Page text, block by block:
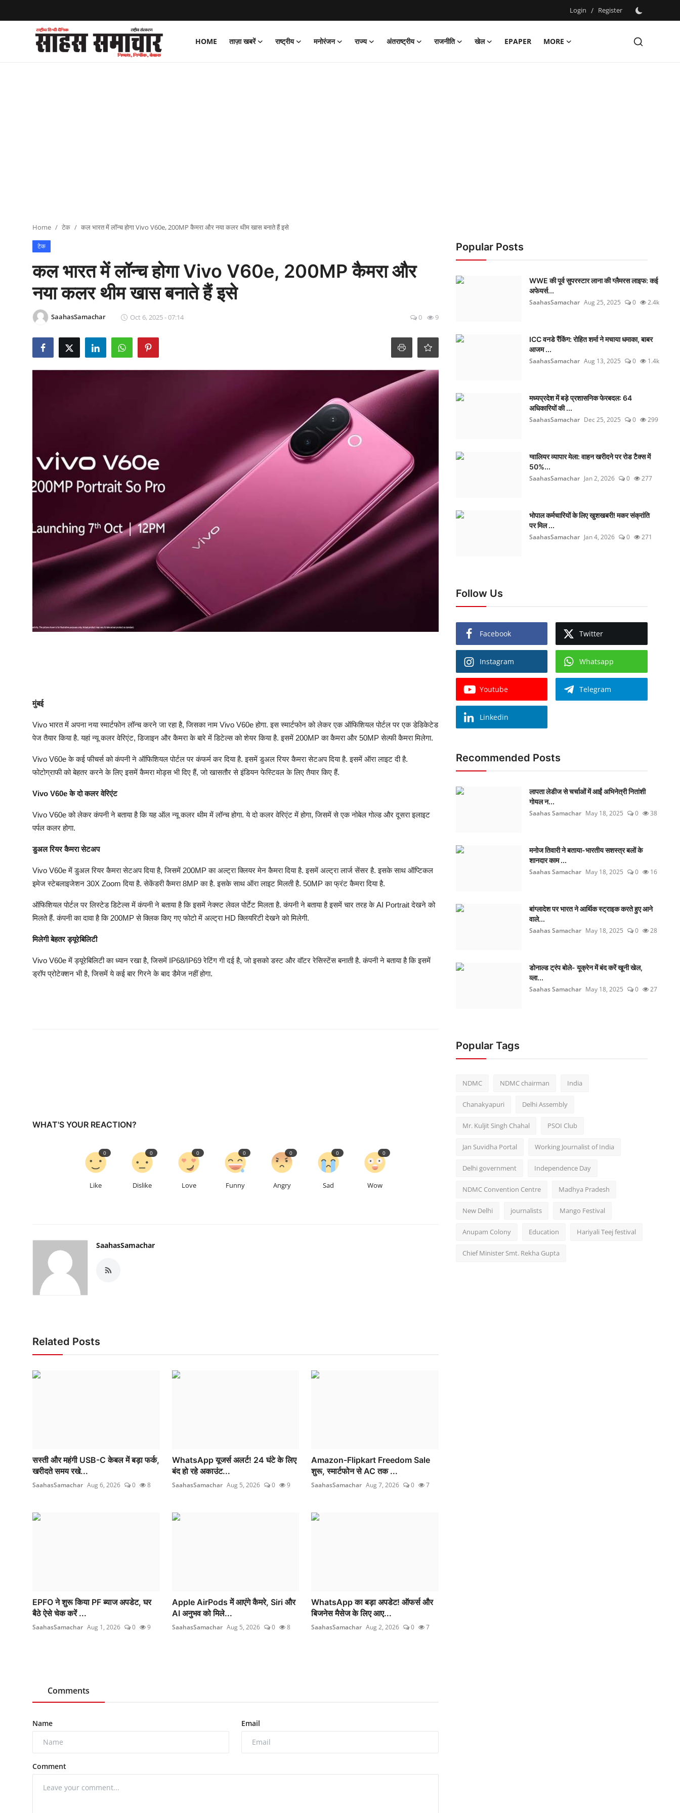
Login / Register
HOME ताज़ा खबरें राष्ट्रीय मनोरंजन राज्य अंतराष्ट्रीय राजनीति खेल EPAPER
MORE
Register
Home टेक कल भारत में लॉन्च होगा Vivo V60e, 200MP कैमरा और नया कलर थीम खास बनाते हैं इसे
टेक
कल भारत में लॉन्च होगा Vivo V60e, 200MP कैमरा और
नया कलर थीम खास बनाते हैं इसे
SaahasSamachar Oct 6, 2025 - 07:14 0 9
मुंबई
Vivo भारत में अपना नया स्मार्टफोन लॉन्च करने जा रहा है, जिसका नाम Vivo V60e होगा. इस स्मार्टफोन को लेकर एक ऑफिशियल पोर्टल पर एक डेडिकेटेड
पेज तैयार किया है. यहां न्यू कलर वेरिएंट, डिजाइन और कैमरा के बारे में डिटेल्स को शेयर किया है. इसमें 200MP का कैमरा और 50MP सेल्फी कैमरा मिलेगा.
Vivo V60e के कई फीचर्स को कंपनी ने ऑफिशियल पोर्टल पर कंफर्म कर दिया है. इसमें डुअल रियर कैमरा सेटअप दिया है. इसमें ऑरा लाइट दी है.
फोटोग्राफी को बेहतर करने के लिए इसमें कैमरा मोड्स भी दिए हैं, जो खासतौर से इंडियन फेस्टिवल के लिए तैयार किए हैं.
Vivo V60e के दो कलर वेरिएंट
Vivo V60e को लेकर कंपनी ने बताया है कि यह ऑल न्यू कलर थीम में लॉन्च होगा. ये दो कलर वेरिएंट में होगा, जिसमें से एक नोबेल गोल्ड और दूसरा इलाइट
पर्पल कलर होगा.
डुअल रियर कैमरा सेटअप
Vivo V60e में डुअल रियर कैमरा सेटअप दिया है, जिसमें 200MP का अल्ट्रा क्लियर मेन कैमरा दिया है. इसमें अल्ट्रा लार्ज सेंसर है. इसके साथ ऑप्टिकल
इमेज स्टेबलाइजेशन 30X Zoom दिया है. सेकेंडरी कैमरा 8MP का है. इसके साथ ऑरा लाइट मिलती है. 50MP का फ्रंट कैमरा दिया है.
ऑफिशियल पोर्टल पर लिस्टेड डिटेल्स में कंपनी ने बताया है कि इसमें नेक्स्ट लेवल पोर्टेट मिलता है. कंपनी ने बताया है इसमें चार तरह के AI Portrait देखने को
मिलते हैं. कंपनी का दावा है कि 200MP से क्लिक किए गए फोटो में अल्ट्रा HD क्लियरिटी देखने को मिलेगी.
मिलेगी बेहतर ड्यूरेबिलिटी
Vivo V60e में ड्यूरेबिलिटी का ध्यान रखा है, जिसमें IP68/IP69 रेटिंग गी दई है, जो इसको डस्ट और वॉटर रेसिस्टेंस बनाती है. कंपनी ने बताया है कि इसमें
ड्रॉप प्रोटेक्शन भी है, जिसमें ये कई बार गिरने के बाद डैमेज नहीं होगा.
WHAT'S YOUR REACTION?
Like
0
Dislike
0
Love
0
Funny
0
Angry
0
Sad
0
Wow
0
SaahasSamachar
Related Posts
सस्ती और महंगी USB-C केबल में बड़ा फर्क,
खरीदते समय रखे...
SaahasSamachar Aug 6, 2026 0 8
WhatsApp यूजर्स अलर्ट! 24 घंटे के लिए
बंद हो रहे अकाउंट...
SaahasSamachar Aug 5, 2026 0 9
Amazon-Flipkart Freedom Sale
शुरू, स्मार्टफोन से AC तक ...
SaahasSamachar Aug 7, 2026 0 7
EPFO ने शुरू किया PF ब्याज अपडेट, घर
बैठे ऐसे चेक करें ...
SaahasSamachar Aug 1, 2026 0 9
Apple AirPods में आएंगे कैमरे, Siri और
AI अनुभव को मिले...
SaahasSamachar Aug 5, 2026 0 8
WhatsApp का बड़ा अपडेट! ऑफर्स और
बिजनेस मैसेज के लिए आए...
SaahasSamachar Aug 2, 2026 0 7
Comments
Name Email
Comment
Popular Posts
WWE की पूर्व सुपरस्टार लाना की ग्लैमरस लाइफ: कई
अफेयर्स...
SaahasSamachar Aug 25, 2025 0 2.4k
ICC वनडे रैंकिंग: रोहित शर्मा ने मचाया धमाका, बाबर
आजम ...
SaahasSamachar Aug 13, 2025 0 1.4k
मध्यप्रदेश में बड़े प्रशासनिक फेरबदल: 64
अधिकारियों की ...
SaahasSamachar Dec 25, 2025 0 299
ग्वालियर व्यापार मेला: वाहन खरीदने पर रोड टैक्स में
50%...
SaahasSamachar Jan 2, 2026 0 277
भोपाल कर्मचारियों के लिए खुशखबरी! मकर संक्रांति
पर मिल ...
SaahasSamachar Jan 4, 2026 0 271
Follow Us
Facebook Twitter
Instagram Whatsapp
Youtube Telegram
Linkedin
Recommended Posts
लापता लेडीज से चर्चाओं में आईं अभिनेत्री नितांशी
गोयल न...
Saahas Samachar May 18, 2025 0 38
मनोज तिवारी ने बताया-भारतीय सशस्त्र बलों के
शानदार काम ...
Saahas Samachar May 18, 2025 0 16
बांग्लादेश पर भारत ने आर्थिक स्ट्राइक करते हुए आने
वाले...
Saahas Samachar May 18, 2025 0 28
डोनाल्ड ट्रंप बोले- यूक्रेन में बंद करें खूनी खेल,
व्ला...
Saahas Samachar May 18, 2025 0 27
Popular Tags
NDMC NDMC chairman India
Chanakyapuri Delhi Assembly
Mr. Kuljit Singh Chahal PSOI Club
Jan Suvidha Portal Working Journalist of India
Delhi government Independence Day
NDMC Convention Centre Madhya Pradesh
New Delhi journalists Mango Festival
Anupam Colony Education Hariyali Teej festival
Chief Minister Smt. Rekha Gupta